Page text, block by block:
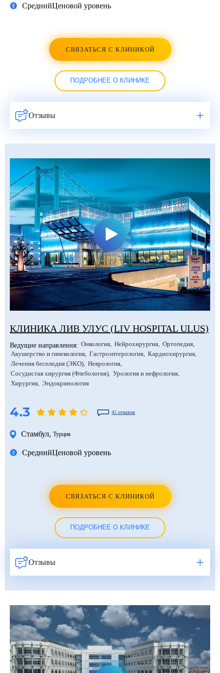
СреднийЦеновой уровень
СВЯЗАТЬСЯ С КЛИНИКОЙ
ПОДРОБНЕЕ О КЛИНИКЕ
Отзывы
КЛИНИКА ЛИВ УЛУС (LIV HOSPITAL ULUS)
Ведущие направления: Онкология Нейрохирургия Ортопедия
Акушерство и гинекология Гастроэнтерология Кардиохирургия
Лечения бесплодия (ЭКО) Неврология
Сосудистая хирургия (Флебология) Урология и нефрология
Хирургия Эндокринология
4.3 42 отзывов
Стамбул, Турция
СреднийЦеновой уровень
СВЯЗАТЬСЯ С КЛИНИКОЙ
ПОДРОБНЕЕ О КЛИНИКЕ
Отзывы